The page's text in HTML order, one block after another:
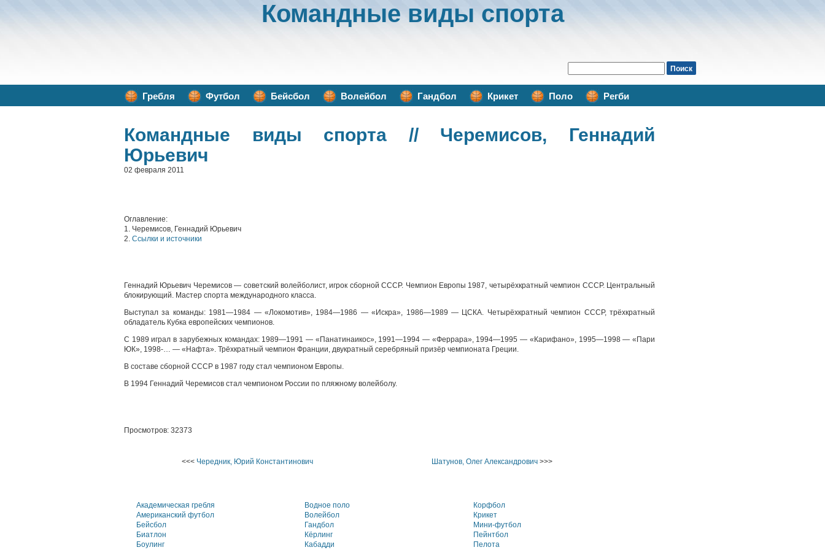
Командные виды спорта
Гребля Футбол Бейсбол Волейбол Гандбол Крикет Поло Регби
Командные виды спорта // Черемисов, Геннадий
Юрьевич
02 февраля 2011
Оглавление:
1. Черемисов, Геннадий Юрьевич
2. Ссылки и источники
Геннадий Юрьевич Черемисов — советский волейболист, игрок сборной СССР. Чемпион Европы 1987, четырёхкратный чемпион СССР. Центральный
блокирующий. Мастер спорта международного класса.
Выступал за команды: 1981—1984 — «Локомотив», 1984—1986 — «Искра», 1986—1989 — ЦСКА. Четырёхкратный чемпион СССР, трёхкратный
обладатель Кубка европейских чемпионов.
С 1989 играл в зарубежных командах: 1989—1991 — «Панатинаикос», 1991—1994 — «Феррара», 1994—1995 — «Карифано», 1995—1998 — «Пари
ЮК», 1998-… — «Нафта». Трёхкратный чемпион Франции, двукратный серебряный призёр чемпионата Греции.
В составе сборной СССР в 1987 году стал чемпионом Европы.
В 1994 Геннадий Черемисов стал чемпионом России по пляжному волейболу.
Просмотров: 32373
<<< Чередник, Юрий Константинович Шатунов, Олег Александрович >>>
Академическая гребля
Американский футбол
Бейсбол
Биатлон
Боулинг
Водное поло
Волейбол
Гандбол
Кёрлинг
Кабадди
Корфбол
Крикет
Мини-футбол
Пейнтбол
Пелота